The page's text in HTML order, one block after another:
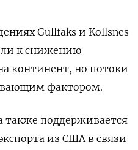
Gullfaks и Kollsnes
к снижению
континент, но потоки
фактором.
также поддерживается
из США в связи